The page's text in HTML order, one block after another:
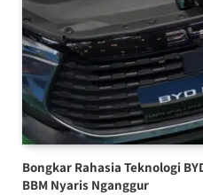
Bongkar Rahasia Teknologi
BBM Nyaris Nganggur